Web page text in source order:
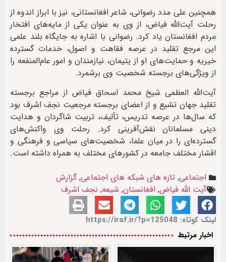
همچنین علی مدد رضوانی، شاعر افغانستانی، نیز با ابراز اندوه از
رحلت آیت‌الله فیاض، از وی به عنوان یکی از مایه‌های افتخار
مردم افغانستان یاد کرد. رضوانی با اشاره به جایگاه بلند علمی
این مرجع تقلید در عرصه فقاهت و اصول، خدمات گسترده
خیریه و حمایت‌های او از یتیمان، نیازمندان و امور عام‌المنفعه را
از ویژگی‌های برجسته شخصیت وی برشمرد.
آیت‌الله العظمی شیخ محمد اسحاق فیاض از مراجع برجسته
تقلید جهان تشیع و از اعضای برجسته مرجعیت نجف اشرف بود
که سال‌ها در عرصه تدریس، تألیف، تربیت شاگردان و هدایت
دینی مسلمانان نقش‌آفرینی کرد. رحلت وی واکنش‌های
گسترده‌ای را در میان علما، شخصیت‌های سیاسی و فرهنگی و
اقشار مختلف جامعه در کشورهای مختلف به همراه داشته است.
اجتماعی, تازه های شبکه های اجتماعی,گزارش
آیت الله فیاض, افغانستان, شیعه, نجف اشرف
لینک کوتاه: https://iraf.ir/?p=125048
اخبار مرتبط